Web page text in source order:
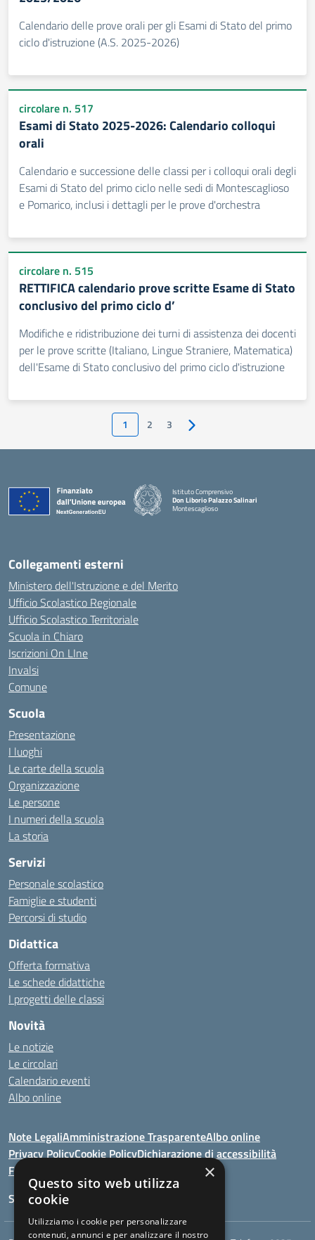
Calendario delle prove orali per gli Esami di Stato del primo
ciclo d'istruzione (A.S. 2025-2026)
circolare n. 517
Esami di Stato 2025-2026: Calendario colloqui
orali
Calendario e successione delle classi per i colloqui orali degli
Esami di Stato del primo ciclo nelle sedi di Montescaglioso
e Pomarico, inclusi i dettagli per le prove d'orchestra
circolare n. 515
RETTIFICA calendario prove scritte Esame di Stato
conclusivo del primo ciclo d’
Modifiche e ridistribuzione dei turni di assistenza dei docenti
per le prove scritte (Italiano, Lingue Straniere, Matematica)
dell'Esame di Stato conclusivo del primo ciclo d'istruzione
1 2 3
Istituto Comprensivo
Don Liborio Palazzo Salinari
Montescaglioso
Collegamenti esterni
Ministero dell'Istruzione e del Merito
Ufficio Scolastico Regionale
Ufficio Scolastico Territoriale
Scuola in Chiaro
Iscrizioni On LIne
Invalsi
Comune
Scuola
Presentazione
I luoghi
Le carte della scuola
Organizzazione
Le persone
I numeri della scuola
La storia
Servizi
Personale scolastico
Famiglie e studenti
Percorsi di studio
Didattica
Offerta formativa
Le schede didattiche
I progetti delle classi
Novità
Le notizie
Le circolari
Calendario eventi
Albo online
Note LegaliAmministrazione TrasparenteAlbo online
Privacy PolicyCookie PolicyDichiarazione di accessibilità
Feedback
Seguici su:
×
Questo sito web utilizza
cookie
Utilizziamo i cookie per personalizzare
contenuti, annunci e per analizzare il nostro